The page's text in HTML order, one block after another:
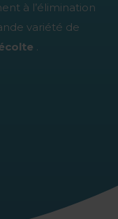
à l’élimination
variété de
.